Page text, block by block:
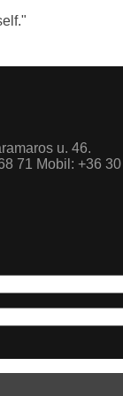
u. 46.
71 Mobil: +36